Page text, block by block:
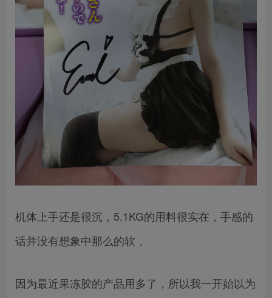
机体上手还是很沉，5.1KG的用料很实在，手感的
话并没有想象中那么的软，
因为最近果冻胶的产品用多了，所以我一开始以为